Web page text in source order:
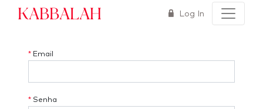
Kabbalah Log In
* Email
* Senha